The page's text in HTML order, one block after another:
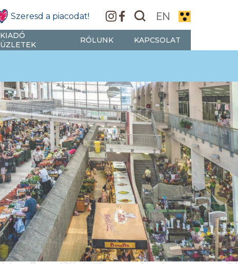
Szeresd a piacodat! EN
KIADÓ
ÜZLETEK
RÓLUNK KAPCSOLAT